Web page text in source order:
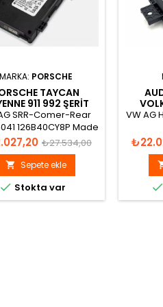
MARKA: PORSCHE
TAYCAN
911 992 ŞERIT
SENSÖRÜ BEYNI
SRR-Comer-Rear
126B40CY8P Made
in HungaryNormal
fiyat
₺27.534,00
 Sepete ekle
 Stokta var
VW AG
Made
Fiyat
